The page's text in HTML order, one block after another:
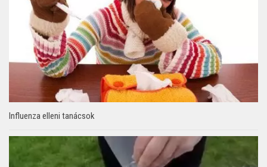
Influenza elleni tanácsok